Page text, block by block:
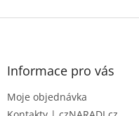
Z
Informace pro vás
Moje objednávka